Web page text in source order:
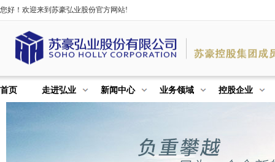
您好！欢迎来到苏豪弘业股份官方网站!
首页 走进弘业 新闻中心 业务领域 控股企业